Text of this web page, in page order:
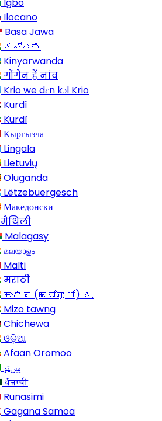
Ilocano
Basa Jawa
ಕನ್ನಡ
Kinyarwanda
गोंगेन हें नांव
Krio we dɛn kɔl Krio
Kurdî
Kurdî
Кыргызча
Lingala
Lietuvių
Oluganda
Lëtzebuergesch
Македонски
मैथिली
Malagasy
മലയാളം
Malti
मराठी
ꯃꯦꯇꯥꯏ (ꯃꯅꯤꯄꯨꯔꯤ) ꯴.
Mizo tawng
Chichewa
ଓଡ଼ିଆ
Afaan Oromoo
پښتو
ਪੰਜਾਬੀ
Runasimi
Gagana Samoa